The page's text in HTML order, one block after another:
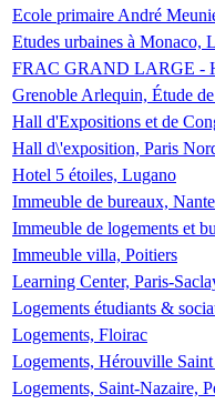
Ecole primaire André
Etudes urbaines à Monaco,
FRAC GRAND LARGE -
Grenoble Arlequin, Étude
Hall d'Expositions et de
Hall d\'exposition, Paris
Hotel 5 étoiles, Lugano
Immeuble de bureaux,
Immeuble de logements et
Immeuble villa, Poitiers
Learning Center, Paris-
Logements étudiants &
Logements, Floirac
Logements, Hérouville
Logements, Saint-Nazaire,